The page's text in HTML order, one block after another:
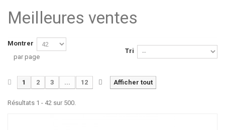
Meilleures ventes
Tri
Montrer
par page
Afficher tout
1 2 3 ... 12
Résultats 1 - 42 sur 500.